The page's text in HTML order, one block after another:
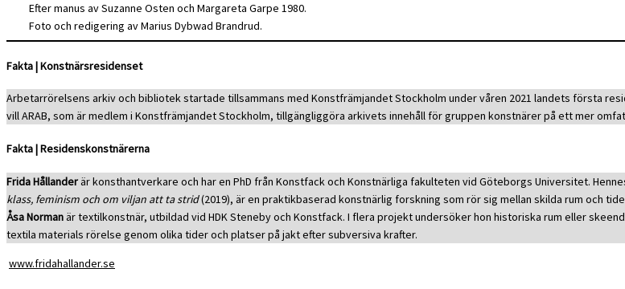
Efter manus av Suzanne Osten och Margareta Garpe 1980.
Foto och redigering av Marius Dybwad Brandrud.
Fakta | Konstnärsresidenset
Arbetarrörelsens arkiv och bibliotek startade tillsammans med Konstfrämjandet Stockholm under våren 2021 landets första
vill ARAB, som är medlem i Konstfrämjandet Stockholm, tillgängliggöra arkivets innehåll för gruppen konstnärer på ett mer
Fakta | Residenskonstnärerna
Frida Hållanderär konsthantverkare och har en PhD från Konstfack och Konstnärliga fakulteten vid Göteborgs Universitet.
klass, feminism och om viljan att ta strid(2019), är en praktikbaserad konstnärlig forskning som rör sig mellan skilda rum och
Åsa Normanär textilkonstnär, utbildad vid HDK Steneby och Konstfack. I flera projekt undersöker hon historiska rum eller
textila materials rörelse genom olika tider och platser på jakt efter subversiva krafter.
www.fridahallander.se